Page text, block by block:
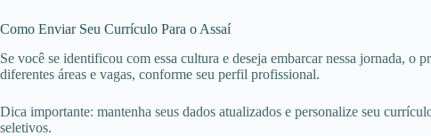
Como Enviar Seu Currículo Para o Assaí
Se você se identificou com essa cultura e deseja embarcar nessa jornada,
diferentes áreas e vagas, conforme seu perfil profissional.
Dica importante: mantenha seus dados atualizados e personalize seu
seletivos.